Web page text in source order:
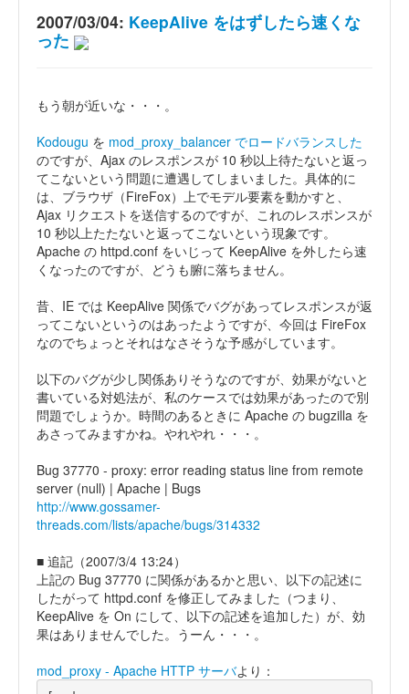
2007/03/04: KeepAlive をはずしたら速くな
った
もう朝が近いな・・・。
Kodougu を mod_proxy_balancer でロードバランスした
のですが、Ajax のレスポンスが 10 秒以上待たないと返っ
てこないという問題に遭遇してしまいました。具体的に
は、ブラウザ（FireFox）上でモデル要素を動かすと、
Ajax リクエストを送信するのですが、これのレスポンスが
10 秒以上たたないと返ってこないという現象です。
Apache の httpd.conf をいじって KeepAlive を外したら速
くなったのですが、どうも腑に落ちません。
昔、IE では KeepAlive 関係でバグがあってレスポンスが返
ってこないというのはあったようですが、今回は FireFox
なのでちょっとそれはなさそうな予感がしています。
以下のバグが少し関係ありそうなのですが、効果がないと
書いている対処法が、私のケースでは効果があったので別
問題でしょうか。時間のあるときに Apache の bugzilla を
あさってみますかね。やれやれ・・・。
Bug 37770 - proxy: error reading status line from remote
server (null) | Apache | Bugs
http://www.gossamer-
threads.com/lists/apache/bugs/314332
■ 追記（2007/3/4 13:24）
上記の Bug 37770 に関係があるかと思い、以下の記述に
したがって httpd.conf を修正してみました（つまり、
KeepAlive を On にして、以下の記述を追加した）が、効
果はありませんでした。うーん・・・。
mod_proxy - Apache HTTP サーバより：